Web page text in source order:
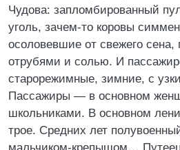
Чудова: запломбированный
уголь, зачем-то коровы
осоловевшие от свежего сена,
отрубями и солью. И
старорежимные, зимние, с
Пассажиры — в основном
школьниками. В основном
трое. Средних лет